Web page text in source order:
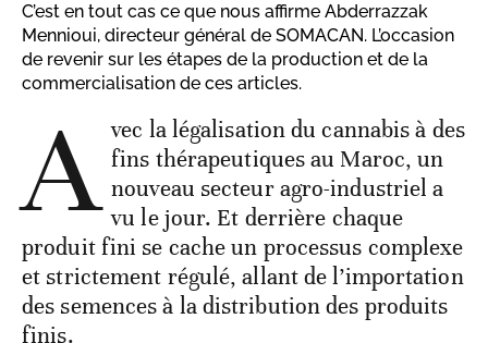
C’est en tout cas ce que nous affirme Abderrazzak
Mennioui, directeur général de SOMACAN. L’occasion
de revenir sur les étapes de la production et de la
commercialisation de ces articles.
A vec la légalisation du cannabis à des
fins thérapeutiques au Maroc, un
nouveau secteur agro-industriel a
vu le jour. Et derrière chaque
produit fini se cache un processus complexe
et strictement régulé, allant de l’importation
des semences à la distribution des produits
finis.